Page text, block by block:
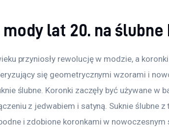
mody lat 20. na
przyniosły rewolucję w modzie, a
się geometrycznymi wzorami i
ślubne. Koronki zaczęły być używane w
z jedwabiem i satyną. Suknie ślubne z
i zdobione koronkami w nowoczesnym